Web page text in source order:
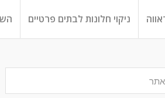
ניקוי חלונות לבתים פרטיים